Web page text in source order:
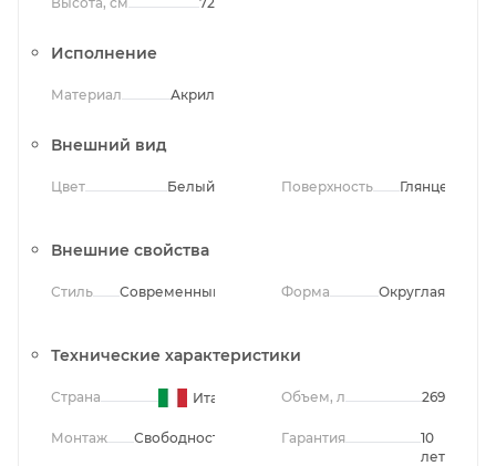
Исполнение
Материал Акрил
Внешний вид
Цвет Белый Поверхность Глянцевая
Внешние свойства
Стиль Современный Форма Округлая
Технические характеристики
Страна Италия
Монтаж Свободностоящий
Объем, л 269
Гарантия
10
лет